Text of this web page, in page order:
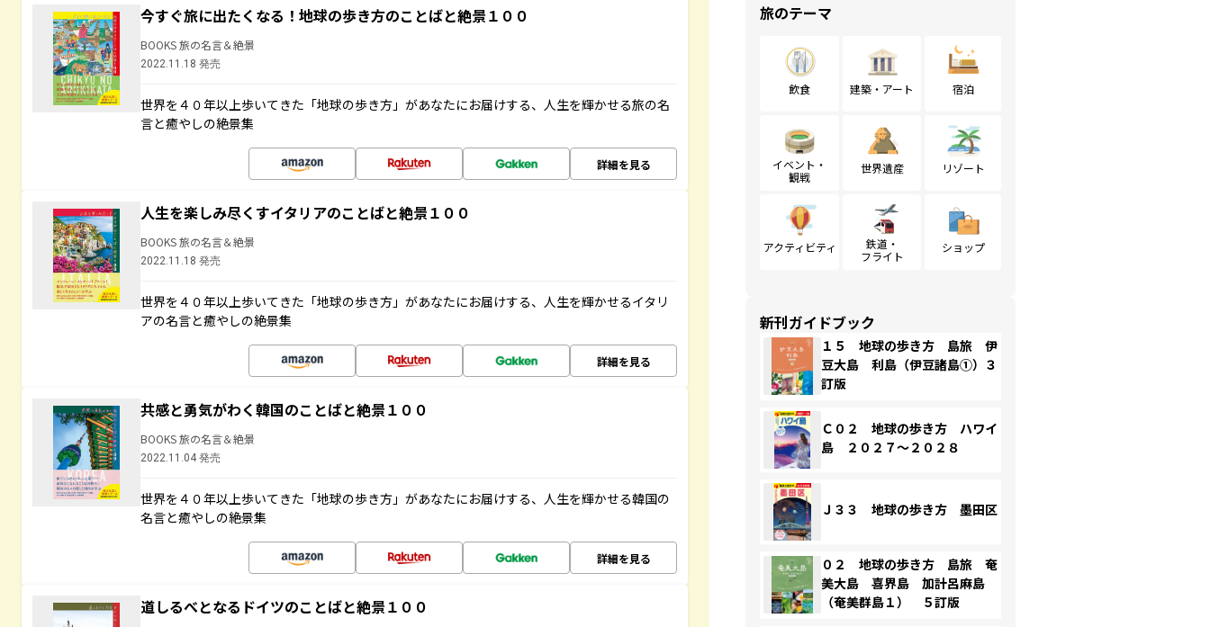
今すぐ旅に出たくなる！地球の歩き方のことばと絶景１００
BOOKS 旅の名言＆絶景
2022.11.18 発売
世界を４０年以上歩いてきた「地球の歩き方」があなたにお届けする、人生を輝かせる旅の名
言と癒やしの絶景集
詳細を見る
人生を楽しみ尽くすイタリアのことばと絶景１００
BOOKS 旅の名言＆絶景
2022.11.18 発売
世界を４０年以上歩いてきた「地球の歩き方」があなたにお届けする、人生を輝かせるイタリ
アの名言と癒やしの絶景集
詳細を見る
共感と勇気がわく韓国のことばと絶景１００
BOOKS 旅の名言＆絶景
2022.11.04 発売
世界を４０年以上歩いてきた「地球の歩き方」があなたにお届けする、人生を輝かせる韓国の
名言と癒やしの絶景集
詳細を見る
道しるべとなるドイツのことばと絶景１００
旅のテーマ
飲食 建築・アート 宿泊
イベント・
観戦
世界遺産 リゾート
アクティビティ
鉄道・
フライト
ショップ
新刊ガイドブック
１５ 地球の歩き方 島旅 伊
豆大島 利島（伊豆諸島①）３
訂版
Ｃ０２ 地球の歩き方 ハワイ
島 ２０２７～２０２８
Ｊ３３ 地球の歩き方 墨田区
０２ 地球の歩き方 島旅 奄
美大島 喜界島 加計呂麻島
（奄美群島１） ５訂版